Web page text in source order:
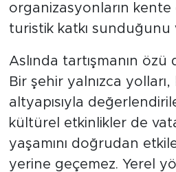
organizasyonların kente
turistik katkı sunduğunu
Aslında tartışmanın
Bir şehir yalnızca yolları,
altyapısıyla
kültürel etkinlikler de
yaşamını doğrudan
yerine geçemez. Yerel